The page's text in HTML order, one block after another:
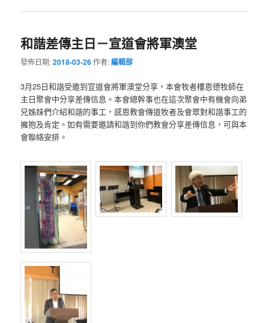
和諧差傳主日－宣道會將軍澳堂
發佈日期:2018-03-26作者:編輯部
3月25日和諧受邀到宣道會將軍澳堂分享，本會牧者樓恩德牧師在
主日聚會中分享差傳信息。本會總幹事也在這次聚會中有機會向弟
兄姊妹們介紹和諧的事工，感恩教會傳道牧者及會眾對和諧事工的
擁抱及肯定。如有需要邀請和諧到你們教會分享差傳信息，可與本
會聯絡安排。